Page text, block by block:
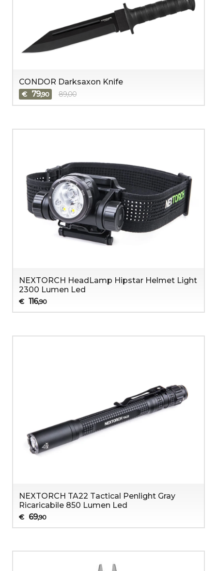
CONDOR Darksaxon Knife
€ 79,90 89,00
NEXTORCH HeadLamp Hipstar Helmet Light
2300 Lumen Led
€ 116,90
NEXTORCH TA22 Tactical Penlight Gray
Ricaricabile 850 Lumen Led
€ 69,90